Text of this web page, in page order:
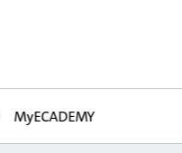
MyECADEMY